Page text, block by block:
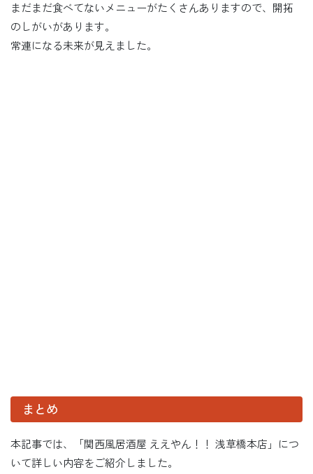
まだまだ食べてないメニューがたくさんありますので、開拓
のしがいがあります。
常連になる未来が見えました。
まとめ
本記事では、「関西風居酒屋 ええやん！！ 浅草橋本店」につ
いて詳しい内容をご紹介しました。